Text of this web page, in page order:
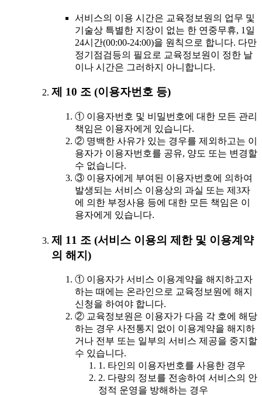
서비스의 이용 시간은 교육정보원의 업무 및
기술상 특별한 지장이 없는 한 연중무휴, 1일
24시간(00:00-24:00)을 원칙으로 합니다. 다만
정기점검등의 필요로 교육정보원이 정한 날
이나 시간은 그러하지 아니합니다.
제 10 조 (이용자번호 등)
① 이용자번호 및 비밀번호에 대한 모든 관리
책임은 이용자에게 있습니다.
② 명백한 사유가 있는 경우를 제외하고는 이
용자가 이용자번호를 공유, 양도 또는 변경할
수 없습니다.
③ 이용자에게 부여된 이용자번호에 의하여
발생되는 서비스 이용상의 과실 또는 제3자
에 의한 부정사용 등에 대한 모든 책임은 이
용자에게 있습니다.
제 11 조 (서비스 이용의 제한 및 이용계약
의 해지)
① 이용자가 서비스 이용계약을 해지하고자
하는 때에는 온라인으로 교육정보원에 해지
신청을 하여야 합니다.
② 교육정보원은 이용자가 다음 각 호에 해당
하는 경우 사전통지 없이 이용계약을 해지하
거나 전부 또는 일부의 서비스 제공을 중지할
수 있습니다.
1. 타인의 이용자번호를 사용한 경우
2. 다량의 정보를 전송하여 서비스의 안
정적 운영을 방해하는 경우